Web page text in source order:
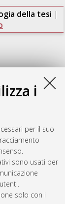
i
per il suo
sono usati per
solo con i
della tesi |
di
Bologna,
9 06:19:00 2026
CEST